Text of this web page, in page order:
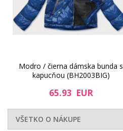
Modro / čierna dámska bunda s
kapucňou (BH2003BIG)
65.93 EUR
VŠETKO O NÁKUPE